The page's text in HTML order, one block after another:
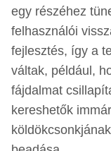
egy részéhez
felhasználói
fejlesztés, így a
váltak, például,
fájdalmat
kereshetők